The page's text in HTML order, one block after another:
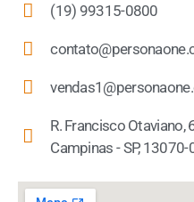
(19) 99315-0800
R. Francisco Otaviano,
Campinas - SP, 13070-